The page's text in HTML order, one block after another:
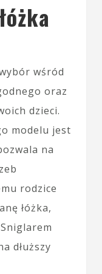
wśród
oraz
dzieci.
modelu jest
na
rodzice
łóżka,
dłuższy